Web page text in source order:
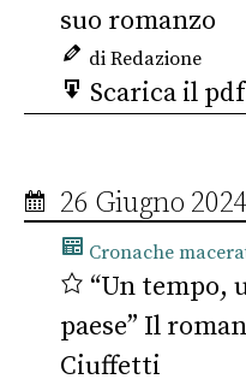
suo romanzo
di Redazione
Scarica il pdf
26 Giugno 2024
Cronache
“Un tempo,
paese” Il
Ciuffetti